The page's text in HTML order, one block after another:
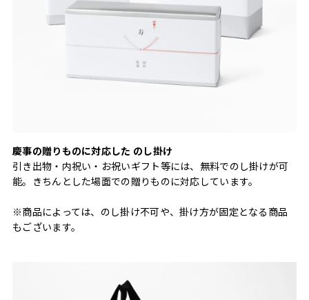
慶事の贈りものに対応した のし掛け
引き出物・内祝い・お祝いギフト等には、無料でのし掛けが可
能。きちんとした場面での贈りものに対応しています。
※商品によっては、のし掛け不可や、掛け方が固定となる商品
もございます。